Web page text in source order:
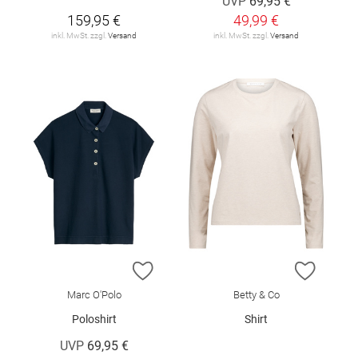
159,95 €
inkl. MwSt. zzgl. Versand
49,99 €
inkl. MwSt. zzgl. Versand
ZUR WUNSCHLISTE HINZUFÜGEN
Marc O'Polo
Poloshirt
UVP 69,95 €
ZUR
Betty & Co
Shirt